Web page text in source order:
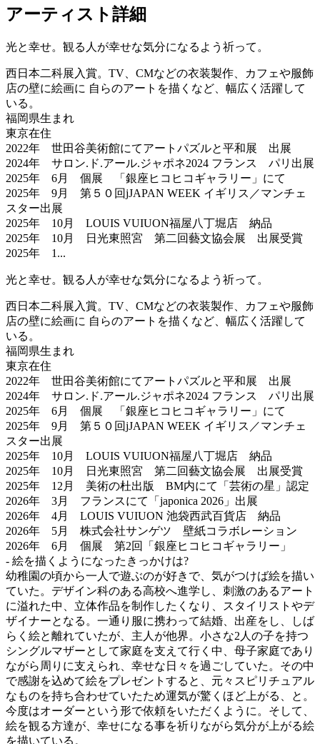
アーティスト詳細
光と幸せ。観る人が幸せな気分になるよう祈って。
西日本二科展入賞。TV、CMなどの衣装製作、カフェや服飾
店の壁に絵画に 自らのアートを描くなど、幅広く活躍して
いる。
福岡県生まれ
東京在住
2022年 世田谷美術館にてアートパズルと平和展 出展
2024年 サロン.ド.アール.ジャポネ2024 フランス パリ出展
2025年 6月 個展 「銀座ヒコヒコギャラリー」にて
2025年 9月 第５０回jJAPAN WEEK イギリス／マンチェ
スター出展
2025年 10月 LOUIS VUIUON福屋八丁堀店 納品
2025年 10月 日光東照宮 第二回藝文協会展 出展受賞
2025年 1...
光と幸せ。観る人が幸せな気分になるよう祈って。
西日本二科展入賞。TV、CMなどの衣装製作、カフェや服飾
店の壁に絵画に 自らのアートを描くなど、幅広く活躍して
いる。
福岡県生まれ
東京在住
2022年 世田谷美術館にてアートパズルと平和展 出展
2024年 サロン.ド.アール.ジャポネ2024 フランス パリ出展
2025年 6月 個展 「銀座ヒコヒコギャラリー」にて
2025年 9月 第５０回jJAPAN WEEK イギリス／マンチェ
スター出展
2025年 10月 LOUIS VUIUON福屋八丁堀店 納品
2025年 10月 日光東照宮 第二回藝文協会展 出展受賞
2025年 12月 美術の杜出版 BM内にて「芸術の星」認定
2026年 3月 フランスにて「japonica 2026」出展
2026年 4月 LOUIS VUIUON 池袋西武百貨店 納品
2026年 5月 株式会社サンゲツ 壁紙コラボレーション
2026年 6月 個展 第2回「銀座ヒコヒコギャラリー」
- 絵を描くようになったきっかけは?
幼稚園の頃から一人で遊ぶのが好きで、気がつけば絵を描い
ていた。デザイン科のある高校へ進学し、刺激のあるアート
に溢れた中、立体作品を制作したくなり、スタイリストやデ
ザイナーとなる。一通り服に携わって結婚、出産をし、しば
らく絵と離れていたが、主人が他界。小さな2人の子を持つ
シングルマザーとして家庭を支えて行く中、母子家庭であり
ながら周りに支えられ、幸せな日々を過ごしていた。その中
で感謝を込めて絵をプレゼントすると、元々スピリチュアル
なものを持ち合わせていたため運気が驚くほど上がる、と。
今度はオーダーという形で依頼をいただくように。そして、
絵を観る方達が、幸せになる事を祈りながら気分が上がる絵
を描いている。